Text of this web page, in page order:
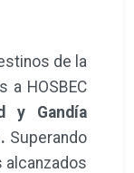
de la
a HOSBEC
y Gandía
Superando
alcanzados